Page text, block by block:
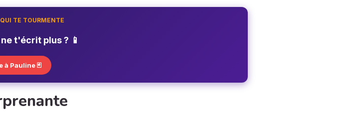
TE TOURMENTE
t'écrit plus ? 📱
à Pauline 🃏